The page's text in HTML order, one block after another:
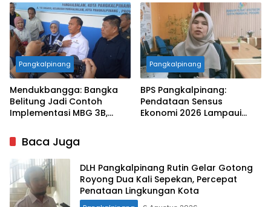
Standar Layanan MBG
Pangkalpinang
Mendukbangga: Bangka
Belitung Jadi Contoh
Implementasi MBG 3B,
Balita Terlayani
Pangkalpinang
BPS Pangkalpinang:
Pendataan Sensus
Ekonomi 2026 Lampaui
Baca Juga
DLH Pangkalpinang Rutin Gelar Gotong
Royong Dua Kali Sepekan, Percepat
Penataan Lingkungan Kota